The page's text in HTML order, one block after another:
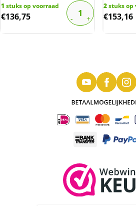
1 stuks op voorraad
€136,75
2stuks op
€153,16